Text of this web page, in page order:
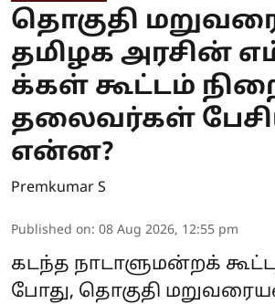
தொகுதி
தமிழக அரசின்
க்கள் கூட்டம்
தலைவர்கள்
என்ன?
Premkumar S
Published on: 08 Aug 2026, 12:55 pm
கடந்த நாடாளுமன்றக்
போது, தொகுதி